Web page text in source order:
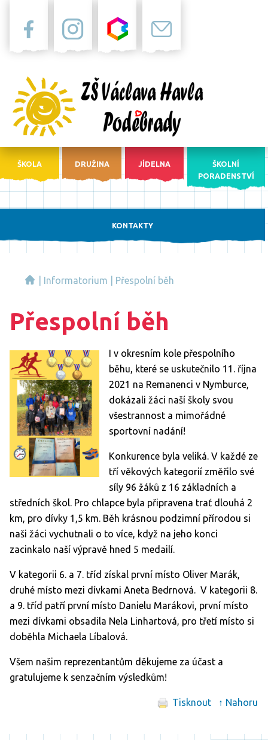
ŠKOLA DRUŽINA JÍDELNA
ŠKOLNÍ
PORADENSTVÍ
KONTAKTY
Informatorium Přespolní běh
Přespolní běh
I v okresním kole přespolního
běhu, které se uskutečnilo 11. října
2021 na Remanenci v Nymburce,
dokázali žáci naší školy svou
všestrannost a mimořádné
sportovní nadání!
Konkurence byla veliká. V každé ze
tří věkových kategorií změřilo své
síly 96 žáků z 16 základních a
středních škol. Pro chlapce byla připravena trať dlouhá 2
km, pro dívky 1,5 km. Běh krásnou podzimní přírodou si
naši žáci vychutnali o to více, když na jeho konci
zacinkalo naší výpravě hned 5 medailí.
V kategorii 6. a 7. tříd získal první místo Oliver Marák,
druhé místo mezi dívkami Aneta Bedrnová. V kategorii 8.
a 9. tříd patří první místo Danielu Marákovi, první místo
mezi dívkami obsadila Nela Linhartová, pro třetí místo si
doběhla Michaela Líbalová.
Všem našim reprezentantům děkujeme za účast a
gratulujeme k senzačním výsledkům!
Tisknout ↑ Nahoru